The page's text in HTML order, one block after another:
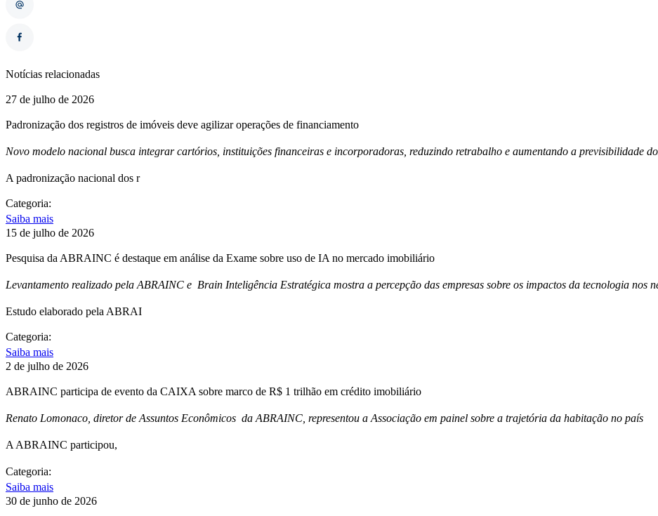
Notícias relacionadas
27 de julho de 2026
Padronização dos registros de imóveis deve agilizar operações de financiamento
Novo modelo nacional busca integrar cartórios, instituições financeiras e incorporadoras, reduzindo retrabalho e aumentando a previsibilidade
A padronização nacional dos r
Categoria:
Saiba mais
15 de julho de 2026
Pesquisa da ABRAINC é destaque em análise da Exame sobre uso de IA no mercado imobiliário
Levantamento realizado pela ABRAINC e Brain Inteligência Estratégica mostra a percepção das empresas sobre os impactos da tecnologia nos
Estudo elaborado pela ABRAI
Categoria:
Saiba mais
2 de julho de 2026
ABRAINC participa de evento da CAIXA sobre marco de R$ 1 trilhão em crédito imobiliário
Renato Lomonaco, diretor de Assuntos Econômicos da ABRAINC, representou a Associação em painel sobre a trajetória da habitação no país
A ABRAINC participou,
Categoria:
Saiba mais
30 de junho de 2026